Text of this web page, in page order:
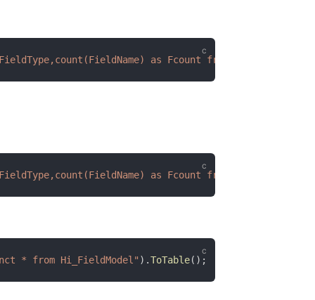
as Fcount from
as Fcount from
* from Hi_FieldModel" ).ToTable();